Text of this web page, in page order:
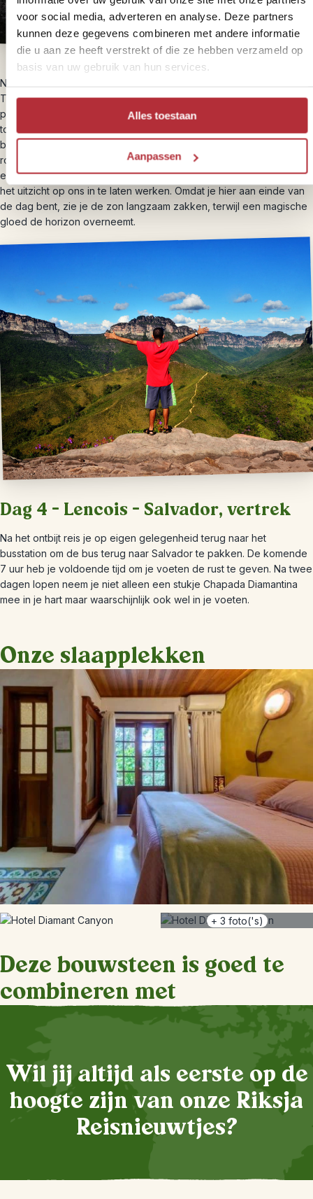
voor social media, adverteren en analyse. Deze partners
kunnen deze gegevens combineren met andere informatie
die u aan ze heeft verstrekt of die ze hebben verzameld op
basis van uw gebruik van hun services.
Alles toestaan
Aanpassen
Na de lunch brengt je gids je naar de berg Pai Incaio, een bekende
Tafelberg in de omgeving. Hoewel de auto je vrij dicht bij het
plateau brengt, is het nog een klein stukje klimmen voordat je de
top bereikt. We vonden het plateau op een maanlandschap lijken
begroeid met tropische planten. In de omgeving zie je begroeide
rotsformaties die miljoenen jaren geleden, met veel geweld, uit
elkaar gescheurd zijn. We hebben hier op ons gemak gezeten om
het uitzicht op ons in te laten werken. Omdat je hier aan einde van
de dag bent, zie je de zon langzaam zakken, terwijl een magische
gloed de horizon overneemt.
Dag 4 – Lencois – Salvador, vertrek
Na het ontbijt reis je op eigen gelegenheid terug naar het
busstation om de bus terug naar Salvador te pakken. De komende
7 uur heb je voldoende tijd om je voeten de rust te geven. Na twee
dagen lopen neem je niet alleen een stukje Chapada Diamantina
mee in je hart maar waarschijnlijk ook wel in je voeten.
Onze slaapplekken
+ 3 foto('s)
Deze bouwsteen is goed te
combineren met
Wil jij altijd als eerste op de
hoogte zijn van onze Riksja
Reisnieuwtjes?